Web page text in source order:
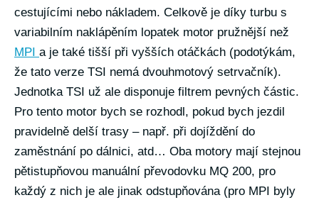
cestujícími nebo nákladem. Celkově je díky turbu s
variabilním naklápěním lopatek motor pružnější než
MPI a je také tišší při vyšších otáčkách (podotýkám,
že tato verze TSI nemá dvouhmotový setrvačník).
Jednotka TSI už ale disponuje filtrem pevných částic.
Pro tento motor bych se rozhodl, pokud bych jezdil
pravidelně delší trasy – např. při dojíždění do
zaměstnání po dálnici, atd… Oba motory mají stejnou
pětistupňovou manuální převodovku MQ 200, pro
každý z nich je ale jinak odstupňována (pro MPI byly